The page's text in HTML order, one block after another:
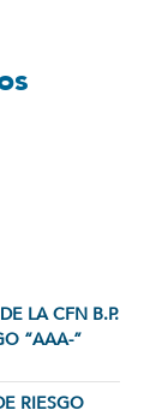
LA CFN B.P.
“AAA-”
RIESGO